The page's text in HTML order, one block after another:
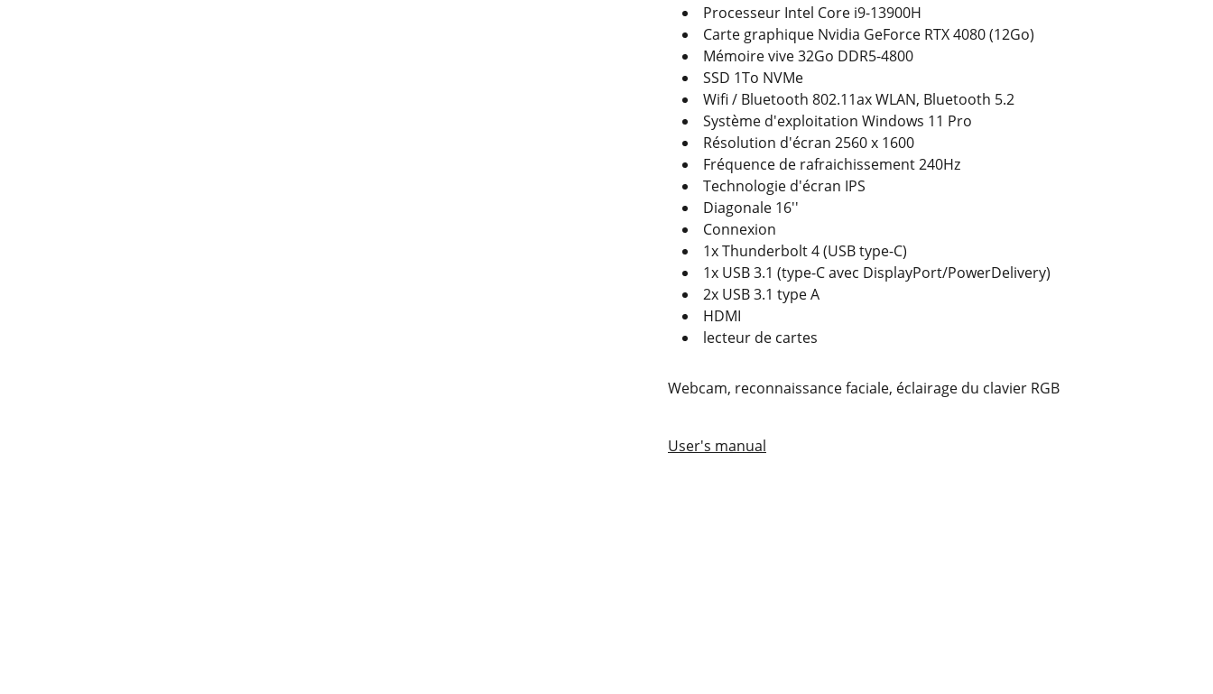
Processeur Intel Core i9-13900H
Carte graphique Nvidia GeForce RTX 4080 (12Go)
Mémoire vive 32Go DDR5-4800
SSD 1To NVMe
Wifi / Bluetooth 802.11ax WLAN, Bluetooth 5.2
Système d'exploitation Windows 11 Pro
Résolution d'écran 2560 x 1600
Fréquence de rafraichissement 240Hz
Technologie d'écran IPS
Diagonale 16''
Connexion
1x Thunderbolt 4 (USB type-C)
1x USB 3.1 (type-C avec DisplayPort/PowerDelivery)
2x USB 3.1 type A
HDMI
lecteur de cartes
Webcam, reconnaissance faciale, éclairage du clavier RGB
User's manual